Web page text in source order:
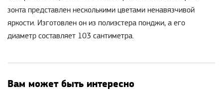
зонта представлен несколькими цветами ненавязчивой
яркости. Изготовлен он из полиэстера понджи, а его
диаметр составляет 103 сантиметра.
Вам может быть интересно